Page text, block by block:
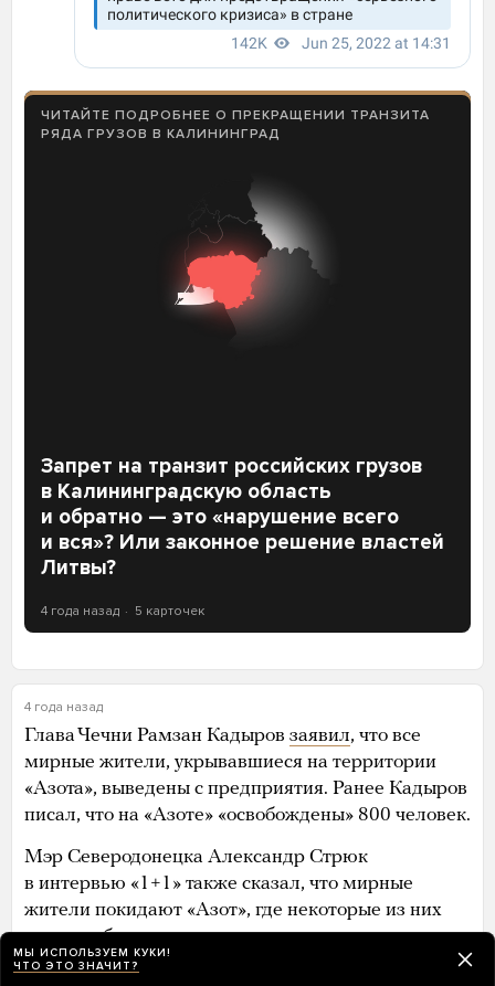
ЧИТАЙТЕ ПОДРОБНЕЕ О ПРЕКРАЩЕНИИ ТРАНЗИТА
РЯДА ГРУЗОВ В КАЛИНИНГРАД
Запрет на транзит российских грузов
в Калининградскую область
и обратно — это «нарушение всего
и вся»? Или законное решение властей
Литвы?
4 года назад 5 карточек
4 года назад
Глава Чечни Рамзан Кадыров заявил, что все
мирные жители, укрывавшиеся на территории
«Азота», выведены с предприятия. Ранее Кадыров
писал, что на «Азоте» «освобождены» 800 человек.
Мэр Северодонецка Александр Стрюк
в интервью «1+1» также сказал, что мирные
жители покидают «Азот», где некоторые из них
провели более трех месяцев.
Представитель так называемой Народной
МЫ ИСПОЛЬЗУЕМ КУКИ!
ЧТО ЭТО ЗНАЧИТ?